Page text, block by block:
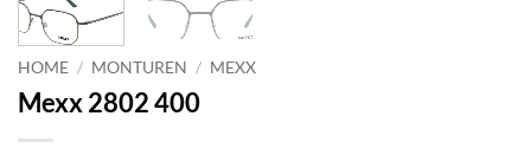
HOME / MONTUREN / MEXX
Mexx 2802 400